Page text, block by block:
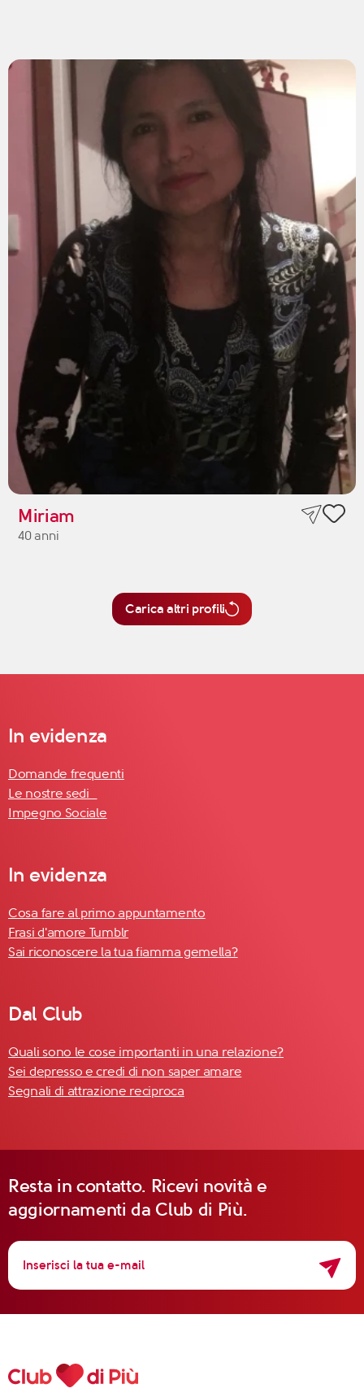
Miriam
40 anni
Carica altri profili
In evidenza
Domande frequenti
Le nostre sedi
Impegno Sociale
In evidenza
Cosa fare al primo appuntamento
Frasi d'amore Tumblr
Sai riconoscere la tua fiamma gemella?
Dal Club
Quali sono le cose importanti in una relazione?
Sei depresso e credi di non saper amare
Segnali di attrazione reciproca
Resta in contatto. Ricevi novità e
aggiornamenti da Club di Più.